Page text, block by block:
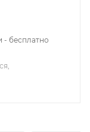
- бесплатно